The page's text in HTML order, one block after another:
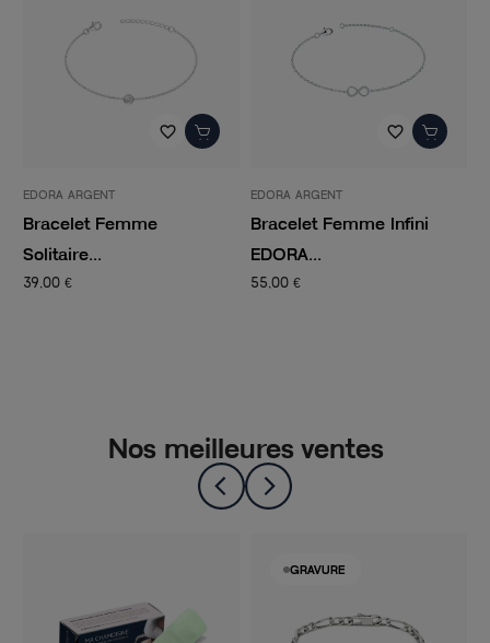
favorite_border
EDORA ARGENT
Bracelet Femme
Solitaire...
39,00 €
favorite_border
EDORA ARGENT
Bracelet Femme Infini
EDORA...
55,00 €
Nos meilleures ventes
GRAVURE